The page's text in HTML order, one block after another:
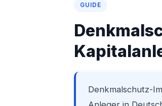
GUIDE
Denkmalschutz-